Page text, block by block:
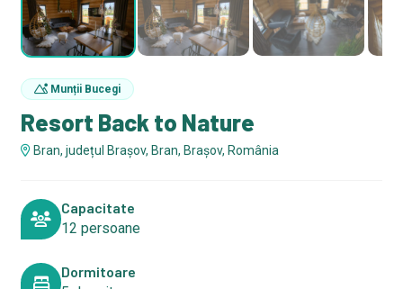
Munții Bucegi
Resort Back to Nature
Bran, județul Brașov, Bran, Brașov, România
Capacitate
12 persoane
Dormitoare